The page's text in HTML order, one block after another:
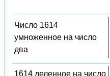
Число 1614
умноженное на число
два
1614 деленное на число